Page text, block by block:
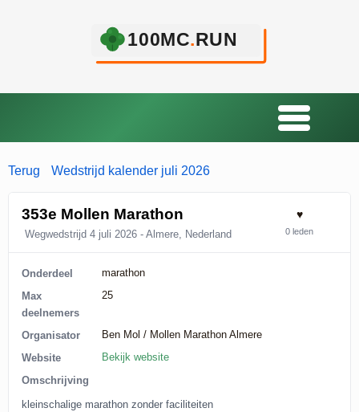
Terug Wedstrijd kalender juli 2026
353e Mollen Marathon
Wegwedstrijd 4 juli 2026 ‐ Almere, Nederland
♥
0 leden
Onderdeel
marathon
Max
deelnemers
25
Organisator
Ben Mol / Mollen Marathon Almere
Website
Bekijk website
Omschrijving
kleinschalige marathon zonder faciliteiten